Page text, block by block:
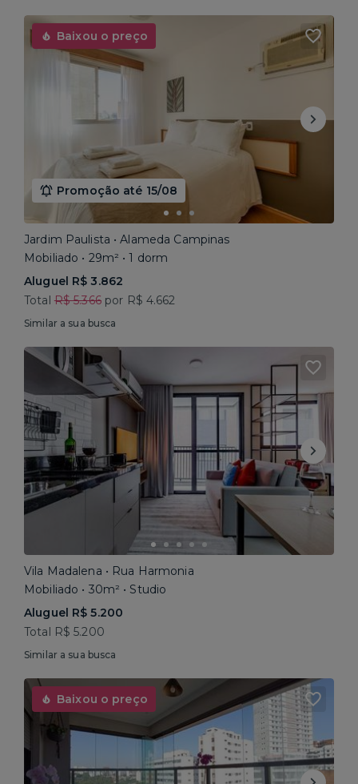
Baixou o preço
Promoção até 15/08
Jardim Paulista • Alameda Campinas
Mobiliado • 29m² • 1 dorm
Aluguel R$ 3.862
Total R$ 5.366por R$ 4.662
Similar a sua busca
Vila Madalena • Rua Harmonia
Mobiliado • 30m² • Studio
Aluguel R$ 5.200
Total R$ 5.200
Similar a sua busca
Baixou o preço